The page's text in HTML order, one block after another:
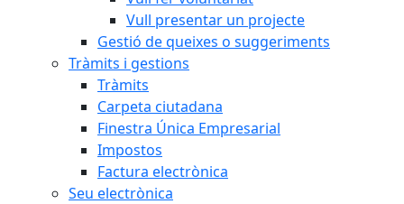
Vull presentar un projecte
Gestió de queixes o suggeriments
Tràmits i gestions
Tràmits
Carpeta ciutadana
Finestra Única Empresarial
Impostos
Factura electrònica
Seu electrònica